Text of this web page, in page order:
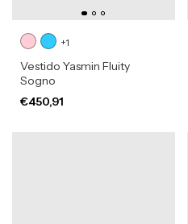
+1
Vestido Yasmin Fluity
Sogno
€450,91